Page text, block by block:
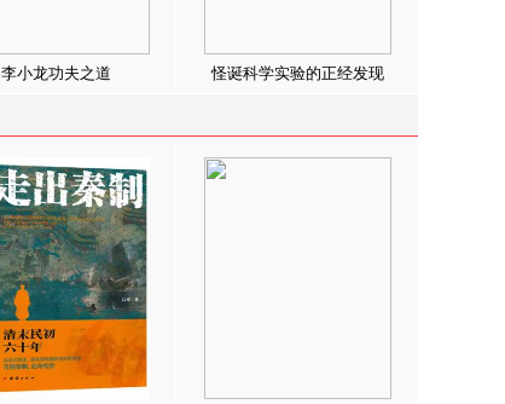
李小龙功夫之道 怪诞科学实验的正经发现